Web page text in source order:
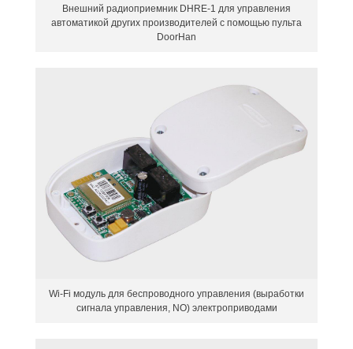
Внешний радиоприемник DHRE-1 для управления
автоматикой других производителей с помощью пульта
DoorHan
Wi-Fi модуль для беспроводного управления (выработки
сигнала управления, NO) электроприводами